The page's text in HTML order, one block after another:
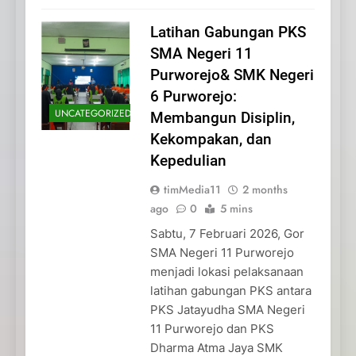
UNCATEGORIZED
Latihan Gabungan PKS
SMA Negeri 11
Purworejo& SMK Negeri
6 Purworejo:
Membangun Disiplin,
Kekompakan, dan
Kepedulian
timMedia11
2 months
ago
0 5 mins
Sabtu, 7 Februari 2026, Gor
SMA Negeri 11 Purworejo
menjadi lokasi pelaksanaan
latihan gabungan PKS antara
PKS Jatayudha SMA Negeri
11 Purworejo dan PKS
Dharma Atma Jaya SMK